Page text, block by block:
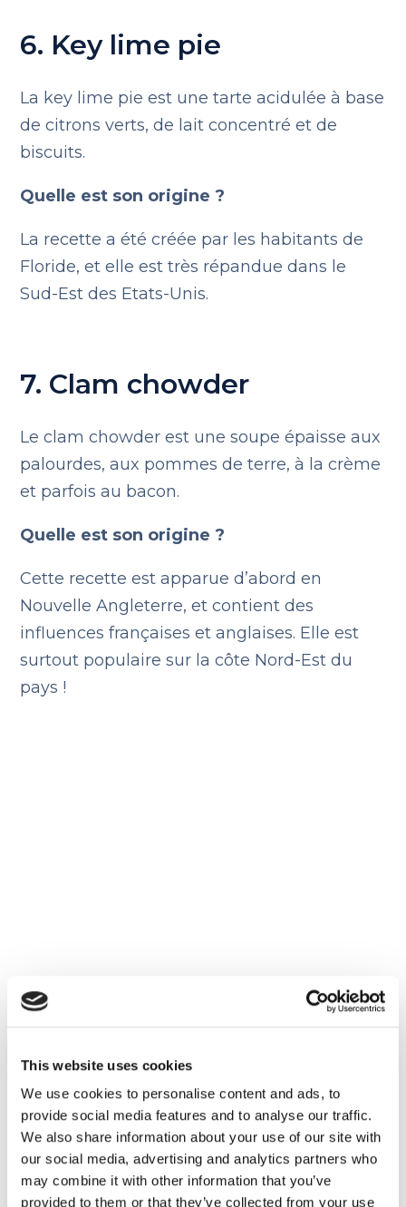
This website uses cookies
We use cookies to personalise content and ads, to
provide social media features and to analyse our traffic.
We also share information about your use of our site with
our social media, advertising and analytics partners who
may combine it with other information that you’ve
provided to them or that they’ve collected from your use
6. Key lime pie
La key lime pie est une tarte acidulée à base
de citrons verts, de lait concentré et de
biscuits.
Quelle est son origine ?
La recette a été créée par les habitants de
Floride, et elle est très répandue dans le
Sud-Est des Etats-Unis.
7. Clam chowder
Le clam chowder est une soupe épaisse aux
palourdes, aux pommes de terre, à la crème
et parfois au bacon.
Quelle est son origine ?
Cette recette est apparue d’abord en
Nouvelle Angleterre, et contient des
influences françaises et anglaises. Elle est
surtout populaire sur la côte Nord-Est du
pays !